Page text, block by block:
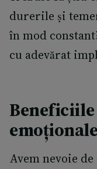
durerile și
în mod
cu adevărat
emoționale
Avem nevoie